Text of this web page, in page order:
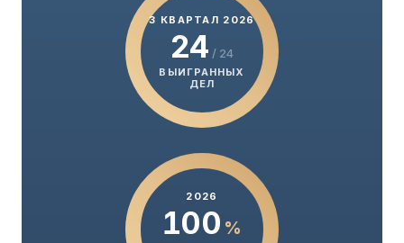
3 КВАРТАЛ 2026
24 / 24
ВЫИГРАННЫХ
ДЕЛ
2026
100 %